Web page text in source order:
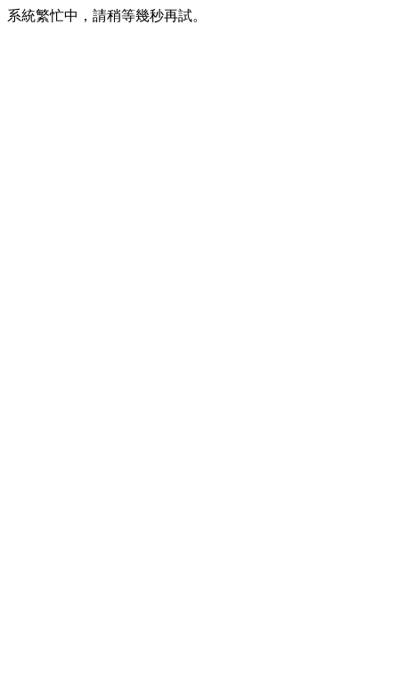
系統繁忙中，請稍等幾秒再試。